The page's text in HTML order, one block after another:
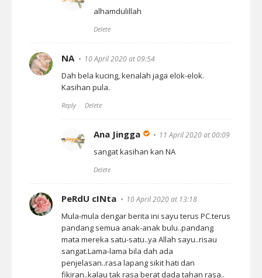
alhamdulillah
Delete
NA 10 April 2020 at 09:54
Dah bela kucing, kenalah jaga elok-elok.
Kasihan pula.
Reply Delete
Ana Jingga 11 April 2020 at 00:09
sangat kasihan kan NA
Delete
PeRdU cINta 10 April 2020 at 13:18
Mula-mula dengar berita ini sayu terus PC.terus
pandang semua anak-anak bulu..pandang
mata mereka satu-satu..ya Allah sayu..risau
sangat.Lama-lama bila dah ada
penjelasan..rasa lapang sikit hati dan
fikiran..kalau tak rasa berat dada tahan rasa..